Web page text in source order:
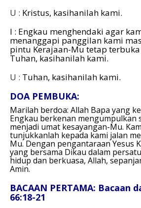
U : Kristus, kasihanilah kami.
I : Engkau menghendaki agar
menanggapi panggilan kami
pintu Kerajaan-Mu tetap
Tuhan, kasihanilah kami.
U : Tuhan, kasihanilah kami.
DOA PEMBUKA:
Marilah berdoa: Allah Bapa yang
Engkau berkenan mengumpulkan
menjadi umat kesayangan-Mu.
tunjukkanlah kepada kami jalan
Mu. Dengan pengantaraan Yesus
yang bersama Dikau dalam
hidup dan berkuasa, Allah,
Amin.
BACAAN PERTAMA: Bacaan
66:18-21